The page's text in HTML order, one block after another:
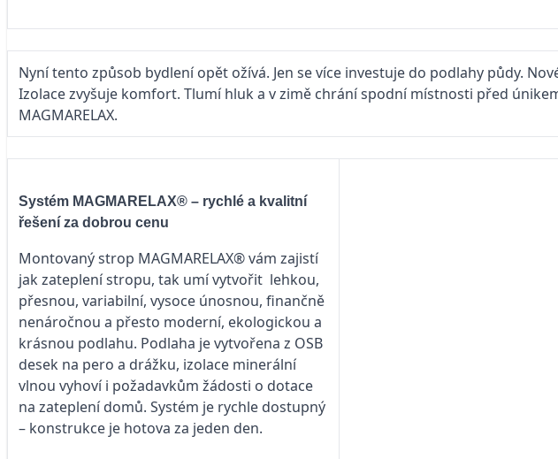
Nyní tento způsob bydlení opět ožívá. Jen se více investuje do podlahy půdy.
Izolace zvyšuje komfort. Tlumí hluk a v zimě chrání spodní místnosti před
MAGMARELAX.
Systém MAGMARELAX® – rychlé a kvalitní
řešení za dobrou cenu
Montovaný strop MAGMARELAX® vám zajistí
jak zateplení stropu, tak umí vytvořit lehkou,
přesnou, variabilní, vysoce únosnou, finančně
nenáročnou a přesto moderní, ekologickou a
krásnou podlahu. Podlaha je vytvořena z OSB
desek na pero a drážku, izolace minerální
vlnou vyhoví i požadavkům žádosti o dotace
na zateplení domů. Systém je rychle dostupný
– konstrukce je hotova za jeden den.